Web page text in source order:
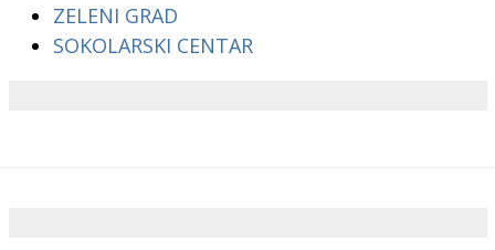
ZELENI GRAD
SOKOLARSKI CENTAR